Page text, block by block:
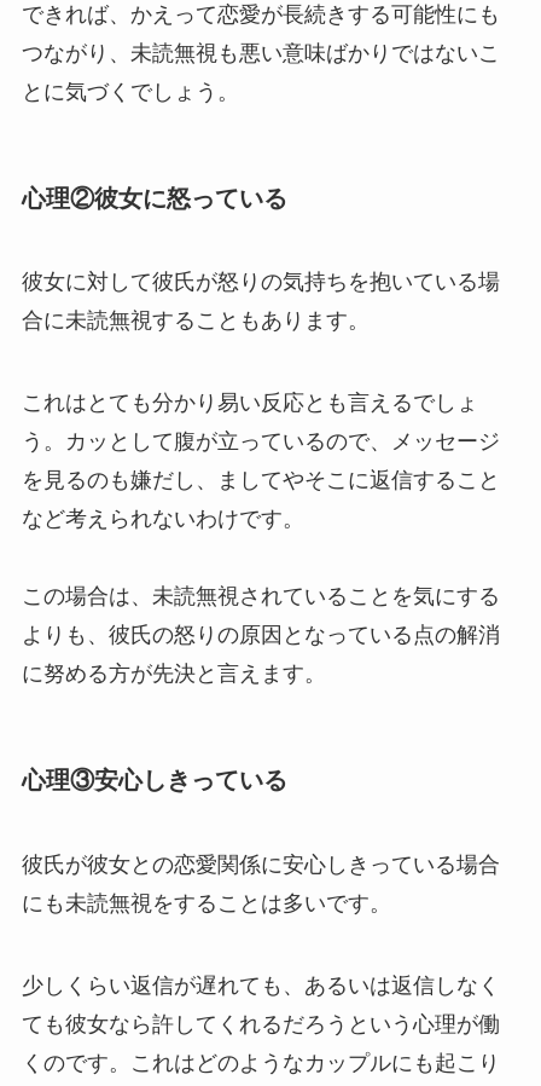
できれば、かえって恋愛が長続きする可能性にも
つながり、未読無視も悪い意味ばかりではないこ
とに気づくでしょう。
心理②彼女に怒っている
彼女に対して彼氏が怒りの気持ちを抱いている場
合に未読無視することもあります。
これはとても分かり易い反応とも言えるでしょ
う。カッとして腹が立っているので、メッセージ
を見るのも嫌だし、ましてやそこに返信すること
など考えられないわけです。
この場合は、未読無視されていることを気にする
よりも、彼氏の怒りの原因となっている点の解消
に努める方が先決と言えます。
心理③安心しきっている
彼氏が彼女との恋愛関係に安心しきっている場合
にも未読無視をすることは多いです。
少しくらい返信が遅れても、あるいは返信しなく
ても彼女なら許してくれるだろうという心理が働
くのです。これはどのようなカップルにも起こり